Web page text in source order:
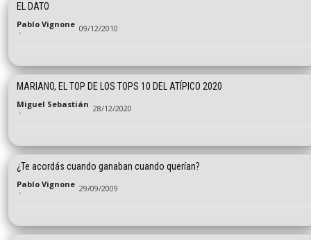
EL DATO
Pablo Vignone
- 09/12/2010
MARIANO, EL TOP DE LOS TOPS 10 DEL ATÍPICO 2020
Miguel Sebastián
- 28/12/2020
¿Te acordás cuando ganaban cuando querían?
Pablo Vignone
- 29/09/2009